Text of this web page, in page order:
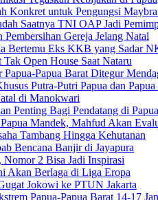
Konkret untuk Pengungsi
Saatnya TNI OAP Jadi
Gereja Jelang Natal
Bertemu Eks KKB yang Sadar
Open House Saat Nataru
Papua-Papua Barat Ditegur
Putra-Putri Papua dan Papua
di Manokwari
Penting Bagi Pendatang di Papua
Mandek, Mahfud Akan
Tambang Hingga Kehutanan
Bencana Banjir di Jayapura
2 Bisa Jadi Inspirasi
Akan Berlaga di Liga Eropa
Jokowi ke PTUN Jakarta
Papua-Papua Barat 14-17